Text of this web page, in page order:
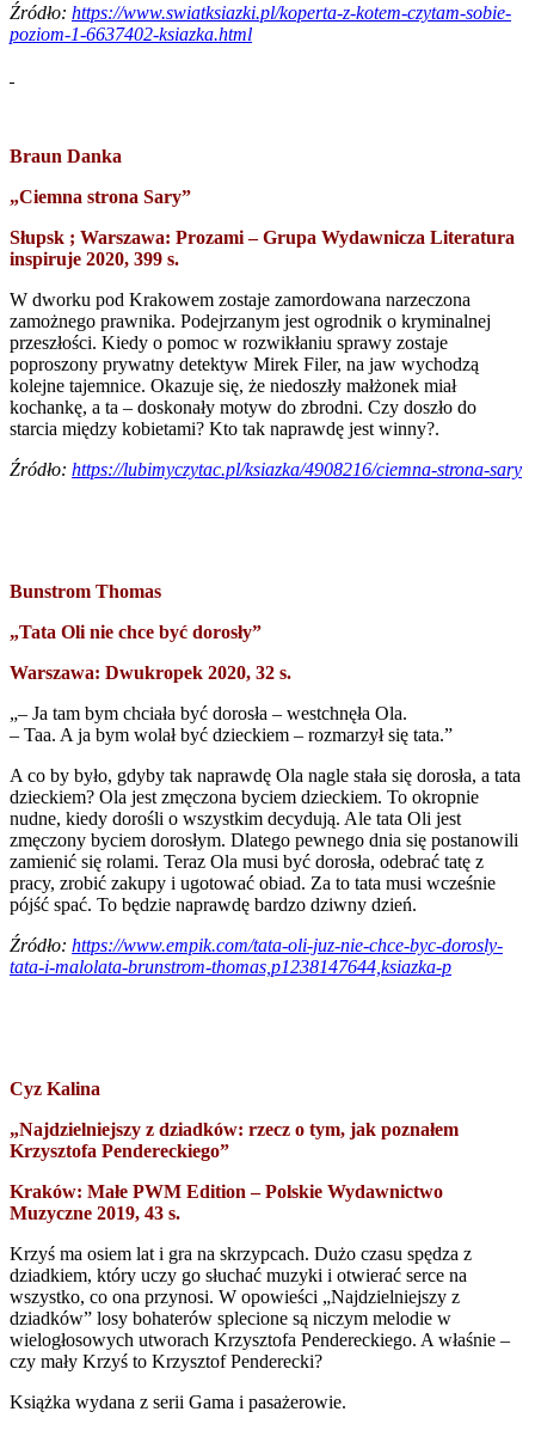
Źródło: https://www.swiatksiazki.pl/koperta-z-kotem-czytam-sobie-
poziom-1-6637402-ksiazka.html
Braun Danka
„Ciemna strona Sary”
Słupsk ; Warszawa: Prozami – Grupa Wydawnicza Literatura
inspiruje 2020, 399 s.
W dworku pod Krakowem zostaje zamordowana narzeczona
zamożnego prawnika. Podejrzanym jest ogrodnik o kryminalnej
przeszłości. Kiedy o pomoc w rozwikłaniu sprawy zostaje
poproszony prywatny detektyw Mirek Filer, na jaw wychodzą
kolejne tajemnice. Okazuje się, że niedoszły małżonek miał
kochankę, a ta – doskonały motyw do zbrodni. Czy doszło do
starcia między kobietami? Kto tak naprawdę jest winny?.
Źródło: https://lubimyczytac.pl/ksiazka/4908216/ciemna-strona-sary
Bunstrom Thomas
„Tata Oli nie chce być dorosły”
Warszawa: Dwukropek 2020, 32 s.
„– Ja tam bym chciała być dorosła – westchnęła Ola.
– Taa. A ja bym wolał być dzieckiem – rozmarzył się tata.”
A co by było, gdyby tak naprawdę Ola nagle stała się dorosła, a tata
dzieckiem? Ola jest zmęczona byciem dzieckiem. To okropnie
nudne, kiedy dorośli o wszystkim decydują. Ale tata Oli jest
zmęczony byciem dorosłym. Dlatego pewnego dnia się postanowili
zamienić się rolami. Teraz Ola musi być dorosła, odebrać tatę z
pracy, zrobić zakupy i ugotować obiad. Za to tata musi wcześnie
pójść spać. To będzie naprawdę bardzo dziwny dzień.
Źródło: https://www.empik.com/tata-oli-juz-nie-chce-byc-dorosly-
tata-i-malolata-brunstrom-thomas,p1238147644,ksiazka-p
Cyz Kalina
„Najdzielniejszy z dziadków: rzecz o tym, jak poznałem
Krzysztofa Pendereckiego”
Kraków: Małe PWM Edition – Polskie Wydawnictwo
Muzyczne 2019, 43 s.
Krzyś ma osiem lat i gra na skrzypcach. Dużo czasu spędza z
dziadkiem, który uczy go słuchać muzyki i otwierać serce na
wszystko, co ona przynosi. W opowieści „Najdzielniejszy z
dziadków” losy bohaterów splecione są niczym melodie w
wielogłosowych utworach Krzysztofa Pendereckiego. A właśnie –
czy mały Krzyś to Krzysztof Penderecki?
Książka wydana z serii Gama i pasażerowie.